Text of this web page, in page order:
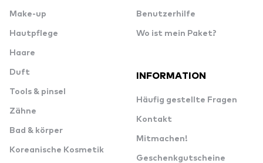
Make-up
Hautpflege
Haare
Duft
Tools & pinsel
Zähne
Bad & körper
Koreanische Kosmetik
Benutzerhilfe
Wo ist mein Paket?
INFORMATION
Häufig gestellte Fragen
Kontakt
Mitmachen!
Geschenkgutscheine